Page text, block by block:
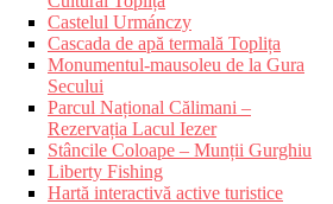
Castelul Urmánczy
Cascada de apă termală Toplița
Monumentul-mausoleu de la Gura
Secului
Parcul Național Călimani –
Rezervația Lacul Iezer
Stâncile Coloape – Munții Gurghiu
Liberty Fishing
Hartă interactivă active turistice